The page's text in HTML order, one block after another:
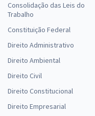
Consolidação das Leis do
Trabalho
Constituição Federal
Direito Administrativo
Direito Ambiental
Direito Civil
Direito Constitucional
Direito Empresarial